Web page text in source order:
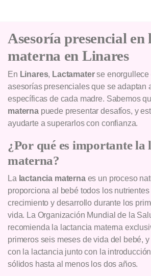
Asesoría presencial en
materna en Linares
En Linares, Lactamaterse enorgullece
asesorías presenciales que se adaptan
específicas de cada madre. Sabemos
maternapuede presentar desafíos, y
ayudarte a superarlos con confianza.
¿Por qué es importante la
materna?
La lactancia maternaes un proceso
proporciona al bebé todos los
crecimiento y desarrollo durante los
vida. La Organización Mundial de la
recomienda la lactancia materna
primeros seis meses de vida del bebé,
con la lactancia junto con la
sólidos hasta al menos los dos años.